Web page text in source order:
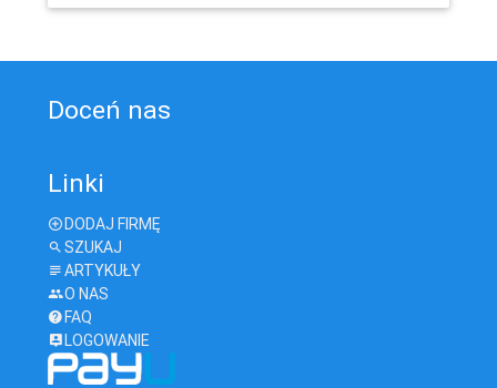
Doceń nas
Linki
DODAJ FIRMĘ
SZUKAJ
ARTYKUŁY
O NAS
FAQ
LOGOWANIE